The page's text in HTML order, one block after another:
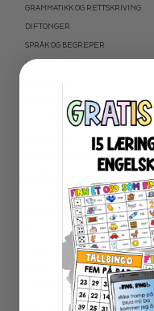
GRAMMATIKK OG RETTSKRIVING
DIFTONGER
SPRÅK OG BEGREPER
KARTLEGGING
OPPGAVEKORT
AKTIVITETSPAKKER
PUSLESPILL LESING
NORSK SOM ANDRESPRÅK
TALLFORSTÅELSE OG
ADDIDSJON OG SUBTRAKSJON
MULTIPLIKASJON OG DIVISJON